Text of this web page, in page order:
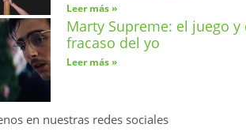
Leer más »
Marty Supreme: el juego y
fracaso del yo
Leer más »
en nuestras redes sociales